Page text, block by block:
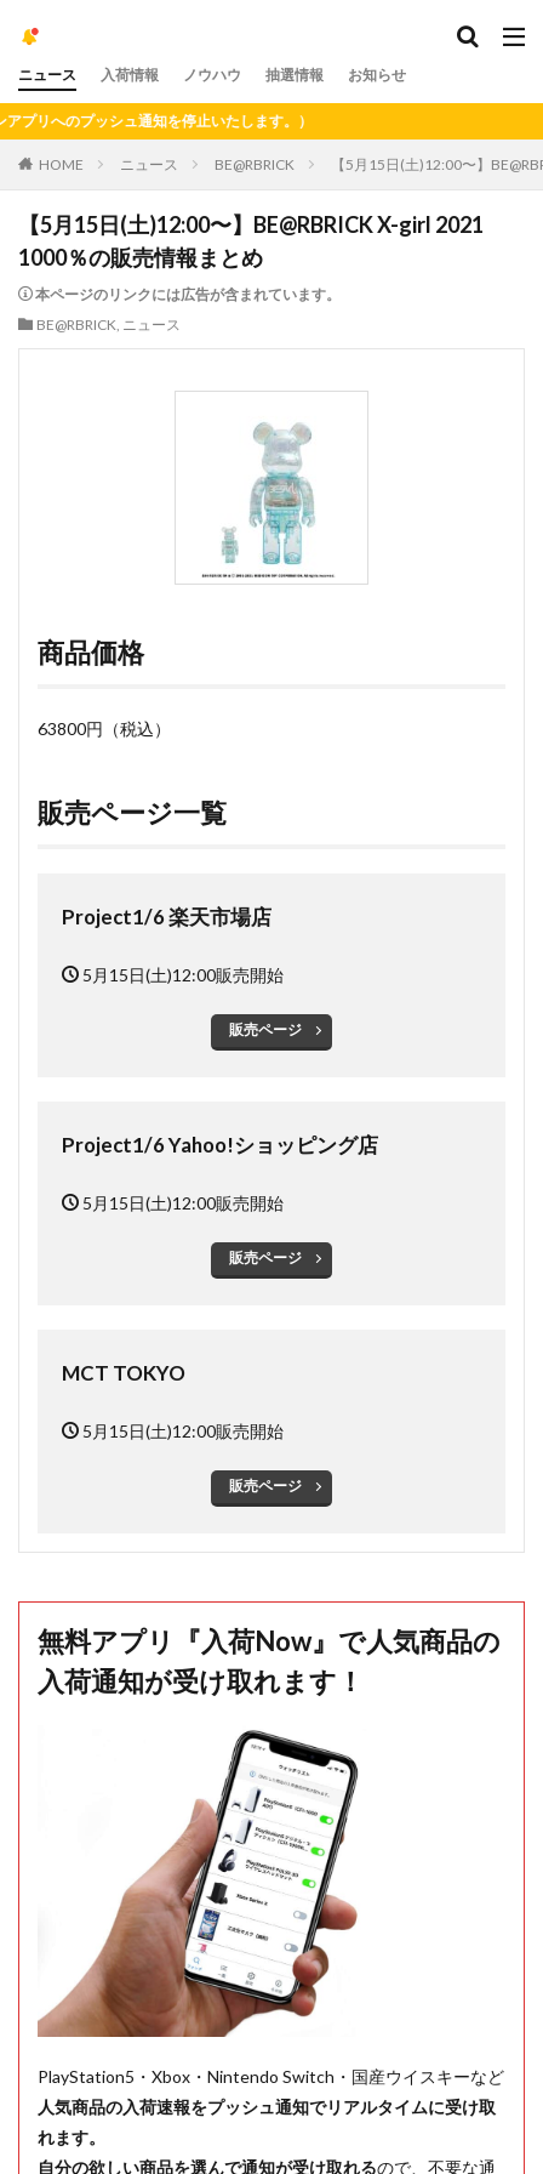
ニュース 入荷情報 ノウハウ 抽選情報 お知らせ
のプッシュ通知を停止いたします。）
HOME ニュース BE@RBRICK 【5月15日(土)12:00〜】
【5月15日(土)12:00〜】BE@RBRICK X-girl 2021
1000％の販売情報まとめ
本ページのリンクには広告が含まれています。
BE@RBRICK, ニュース
商品価格
63800円（税込）
販売ページ一覧
Project1/6 楽天市場店
5月15日(土)12:00販売開始
販売ページ
Project1/6 Yahoo!ショッピング店
5月15日(土)12:00販売開始
販売ページ
MCT TOKYO
5月15日(土)12:00販売開始
販売ページ
無料アプリ『入荷Now』で人気商品の
入荷通知が受け取れます！
PlayStation5・Xbox・Nintendo Switch・国産ウイスキーなど
人気商品の入荷速報をプッシュ通知でリアルタイムに受け取
れます。
自分の欲しい商品を選んで通知が受け取れるので、不要な通